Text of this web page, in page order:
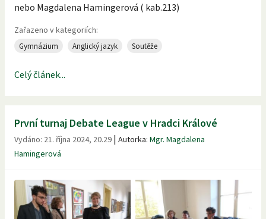
nebo Magdalena Hamingerová ( kab.213)
Zařazeno v kategoriích:
Gymnázium Anglický jazyk Soutěže
Celý článek...
První turnaj Debate League v Hradci Králové
Vydáno: 21. října 2024, 20.29 | Autorka: Mgr. Magdalena
Hamingerová